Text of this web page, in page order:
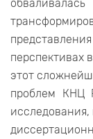
перспективах
этот
проблем КНЦ